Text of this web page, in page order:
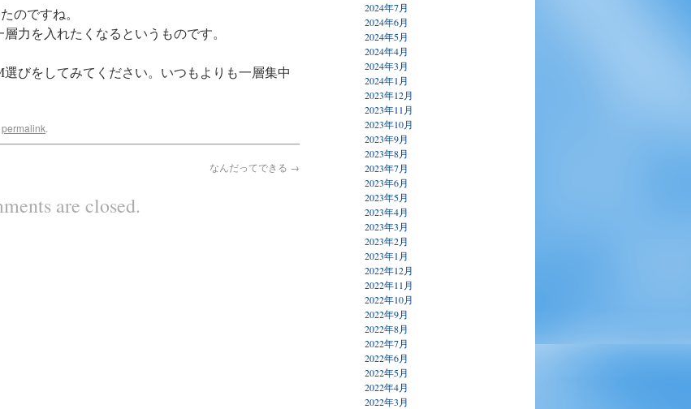
のですね。
力を入れたくなるというものです。
びをしてみてください。いつもよりも一層集中
permalink.
なんだってできる →
are closed.
2024年7月
2024年6月
2024年5月
2024年4月
2024年3月
2024年1月
2023年12月
2023年11月
2023年10月
2023年9月
2023年8月
2023年7月
2023年6月
2023年5月
2023年4月
2023年3月
2023年2月
2023年1月
2022年12月
2022年11月
2022年10月
2022年9月
2022年8月
2022年7月
2022年6月
2022年5月
2022年4月
2022年3月